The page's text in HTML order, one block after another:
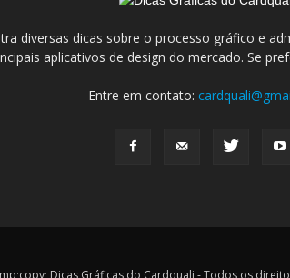
diversas dicas sobre o processo gráfico e
aplicativos de design do mercado. Se
Entre em contato:
Dicas Gráficas do Cardquali - Todos os